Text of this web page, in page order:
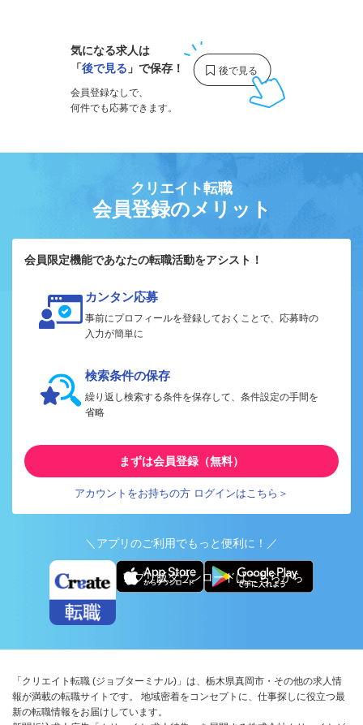
気になる求人は
「後で見る 」で保存！
会員登録なしで、
何件でも応募できます。
クリエイト転職
会員登録のメリット
会員限定機能であなたの転職活動をアシスト！
カンタン応募
事前にプロフィールを登録しておくことで、応募時の
入力が簡単に
検索条件の保存
繰り返し検索する条件を保存して、条件設定の手間を
省略
まずは会員登録（無料）
アカウントをお持ちの方 ログインはこちら＞
＼アプリのご利用でもっと便利に！／
アプリ版ダウンロードはこちらから
「クリエイト転職 (ジョブターミナル)」は、栃木県真岡市・その他の求人情
報が満載の転職サイトです。 地域密着をコンセプトに、仕事探しに役立つ最
新の転職情報をお届けしています。